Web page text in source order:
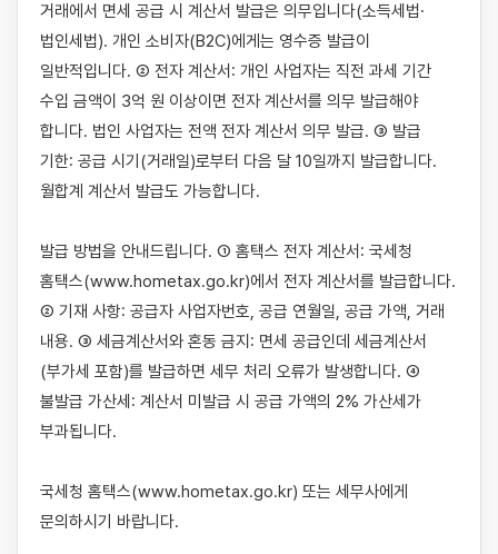
거래에서 면세 공급 시 계산서 발급은 의무입니다(소득세법·
법인세법). 개인 소비자(B2C)에게는 영수증 발급이
일반적입니다. ② 전자 계산서: 개인 사업자는 직전 과세 기간
수입 금액이 3억 원 이상이면 전자 계산서를 의무 발급해야
합니다. 법인 사업자는 전액 전자 계산서 의무 발급. ③ 발급
기한: 공급 시기(거래일)로부터 다음 달 10일까지 발급합니다.
월합계 계산서 발급도 가능합니다.
발급 방법을 안내드립니다. ① 홈택스 전자 계산서: 국세청
홈택스(www.hometax.go.kr)에서 전자 계산서를 발급합니다.
② 기재 사항: 공급자 사업자번호, 공급 연월일, 공급 가액, 거래
내용. ③ 세금계산서와 혼동 금지: 면세 공급인데 세금계산서
(부가세 포함)를 발급하면 세무 처리 오류가 발생합니다. ④
불발급 가산세: 계산서 미발급 시 공급 가액의 2% 가산세가
부과됩니다.
국세청 홈택스(www.hometax.go.kr) 또는 세무사에게
문의하시기 바랍니다.